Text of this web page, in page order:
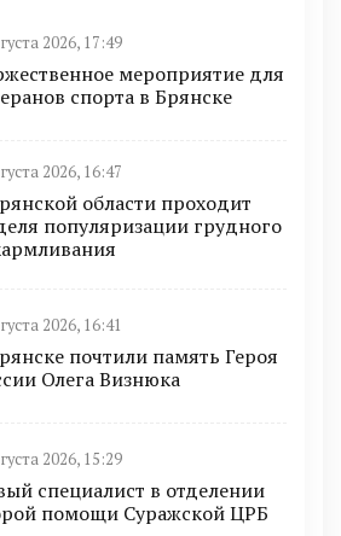
2026, 17:49
мероприятие для
спорта в Брянске
2026, 16:47
области проходит
популяризации грудного
2026, 16:41
почтили память Героя
Олега Визнюка
2026, 15:29
специалист в отделении
помощи Суражской ЦРБ